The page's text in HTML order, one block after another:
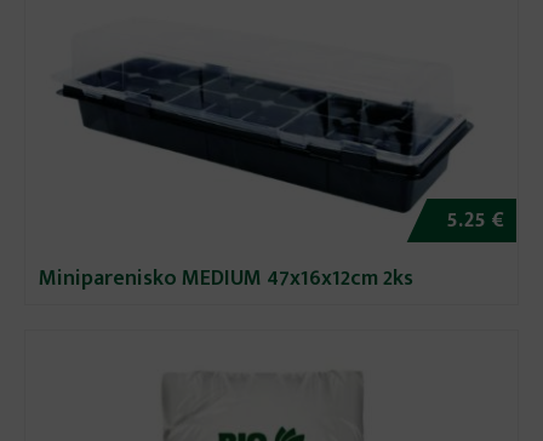
5.25 €
Miniparenisko MEDIUM 47x16x12cm 2ks